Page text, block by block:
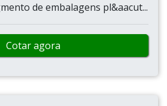
de embalagens pl&aacut...
Cotar agora